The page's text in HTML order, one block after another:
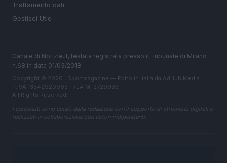
Trattamento dati
Gestisci Utiq
Canale di Notizie.it, testata registrata presso il Tribunale di Milano
n.68 in data 01/03/2018
Copyright © 2026 · Sportmagazine — Edito in Italia da AdHub Media
P.IVA 13542920965 · REA MI 2729933
All Rights Reserved
I contenuti sono curati dalla redazione con il supporto di strumenti digitali e
realizzati in collaborazione con autori indipendenti.